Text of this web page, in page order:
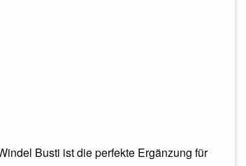
Busti ist die perfekte Ergänzung für